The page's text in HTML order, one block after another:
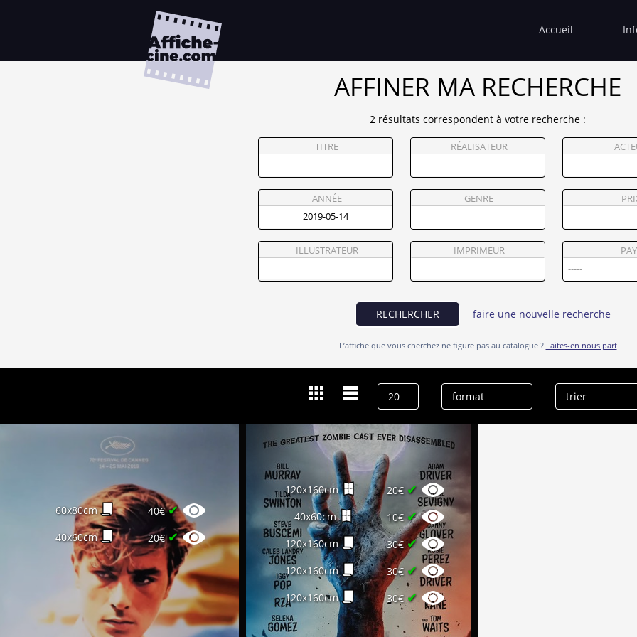
Accueil
AFFINER MA RECHERCHE
2 résultats correspondent à votre recherche :
TITRE RÉALISATEUR
ANNÉE GENRE
ILLUSTRATEUR IMPRIMEUR
RECHERCHER faire une nouvelle recherche
L’affiche que vous cherchez ne figure pas au catalogue ? Faites-en nous part
60x80cm 40€✔
40x60cm 20€✔
120x160cm 20€ ✔
40x60cm 10€✔
120x160cm 30€✔
120x160cm 30€ ✔
120x160cm 30€ ✔